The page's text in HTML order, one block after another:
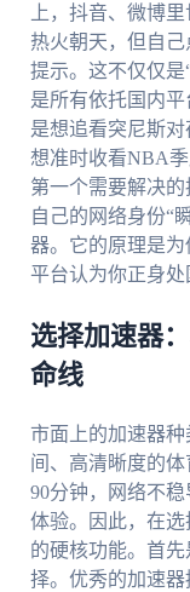
上，抖音、微博
热火朝天，但自
提示。这不仅仅
是所有依托国内
是想追看突尼斯
想准时收看NBA
第一个需要解决
自己的网络身份“
器。它的原理是
平台认为你正身处
选择加速器
命线
市面上的加速器
间、高清晰度的
90分钟，网络不
体验。因此，在
的硬核功能。首
择。优秀的加速